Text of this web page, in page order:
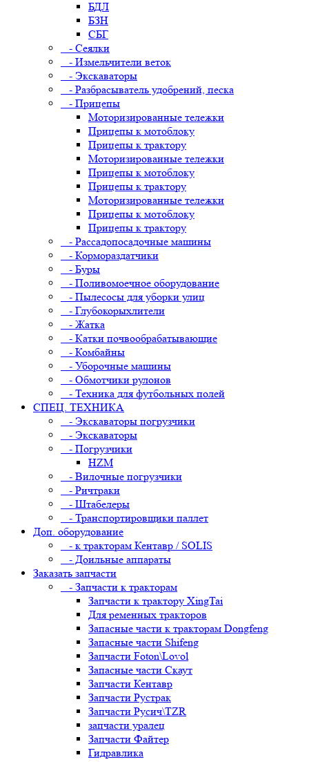
БДЛ
БЗН
СБГ
- Сеялки
- Измельчители веток
- Экскаваторы
- Разбрасыватель удобрений, песка
- Прицепы
Моторизированные тележки
Прицепы к мотоблоку
Прицепы к трактору
Моторизированные тележки
Прицепы к мотоблоку
Прицепы к трактору
Моторизированные тележки
Прицепы к мотоблоку
Прицепы к трактору
- Рассадопосадочные машины
- Кормораздатчики
- Буры
- Поливомоечное оборудование
- Пылесосы для уборки улиц
- Глубокорыхлители
- Жатка
- Катки почвообрабатывающие
- Комбайны
- Уборочные машины
- Обмотчики рулонов
- Техника для футбольных полей
СПЕЦ. ТЕХНИКА
- Экскаваторы погрузчики
- Экскаваторы
- Погрузчики
HZM
- Вилочные погрузчики
- Ричтраки
- Штабелеры
- Транспортировщики паллет
Доп. оборудование
- к тракторам Кентавр / SOLIS
- Доильные аппараты
Заказать запчасти
- Запчасти к тракторам
Запчасти к трактору XingTai
Для ременных тракторов
Запасные части к тракторам Dongfeng
Запасные части Shifeng
Запчасти Foton\Lovol
Запасные части Скаут
Запчасти Кентавр
Запчасти Рустрак
Запчасти Русич\TZR
запчасти уралец
Запчасти Файтер
Гидравлика